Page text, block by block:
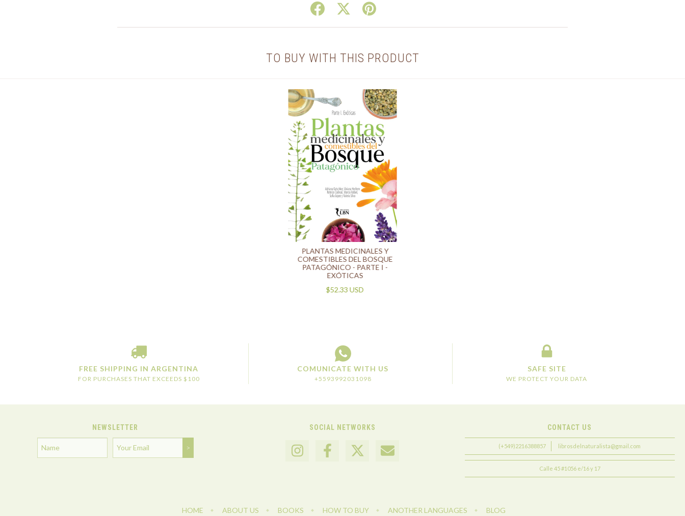
TO BUY WITH THIS PRODUCT
PLANTAS MEDICINALES Y
COMESTIBLES DEL BOSQUE
PATAGÓNICO - PARTE I -
EXÓTICAS
$52.33 USD
FREE SHIPPING IN ARGENTINA
FOR PURCHASES THAT EXCEEDS $100
COMUNICATE WITH US
+5593992031098
SAFE SITE
WE PROTECT YOUR DATA
NEWSLETTER SOCIAL NETWORKS CONTACT US
(+549)2216388857 librosdelnaturalista@gmail.com
Calle 45 #1056 e/16 y 17
HOME ABOUT US BOOKS HOW TO BUY ANOTHER LANGUAGES BLOG